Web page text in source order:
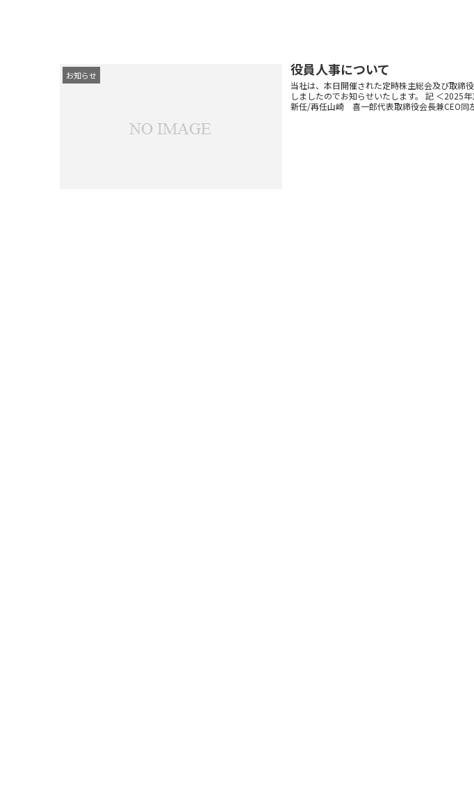
お知らせ 役員人事について
当社は、本日開催された定時株主総会及び取締
しましたのでお知らせいたします。 記 ＜2025
新任/再任山崎 喜一郎代表取締役会長兼CEO